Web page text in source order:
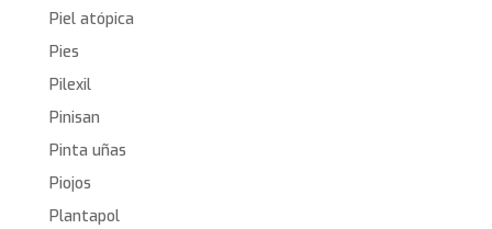
Piel atópica
Pies
Pilexil
Pinisan
Pinta uñas
Piojos
Plantapol